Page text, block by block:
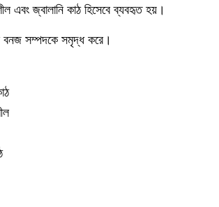
এবং জ্বালানি কাঠ হিসেবে ব্যবহৃত হয়।
বনজ সম্পদকে সমৃদ্ধ করে।